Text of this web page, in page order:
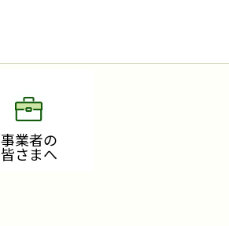
事業者の
皆さまへ